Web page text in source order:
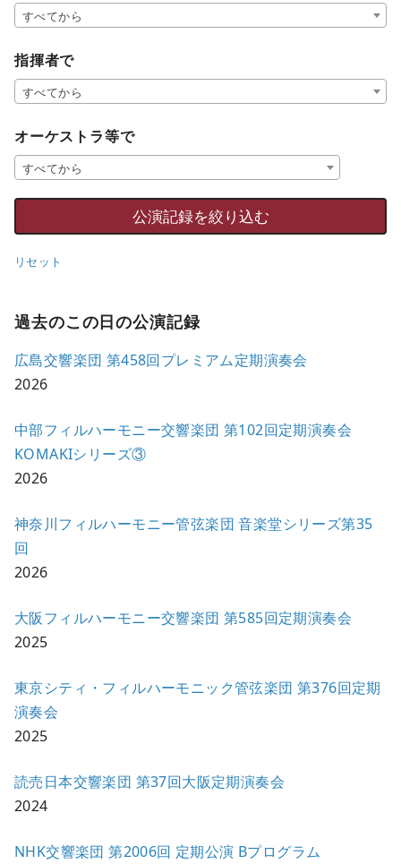
すべてから
指揮者で
すべてから
オーケストラ等で
すべてから
リセット
過去のこの日の公演記録
広島交響楽団 第458回プレミアム定期演奏会
2026
中部フィルハーモニー交響楽団 第102回定期演奏会
KOMAKIシリーズ③
2026
神奈川フィルハーモニー管弦楽団 音楽堂シリーズ第35
回
2026
大阪フィルハーモニー交響楽団 第585回定期演奏会
2025
東京シティ・フィルハーモニック管弦楽団 第376回定期
演奏会
2025
読売日本交響楽団 第37回大阪定期演奏会
2024
NHK交響楽団 第2006回 定期公演 Bプログラム